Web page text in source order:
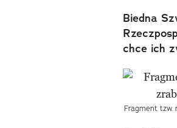
Biedna
chce ich
Fragment tzw.